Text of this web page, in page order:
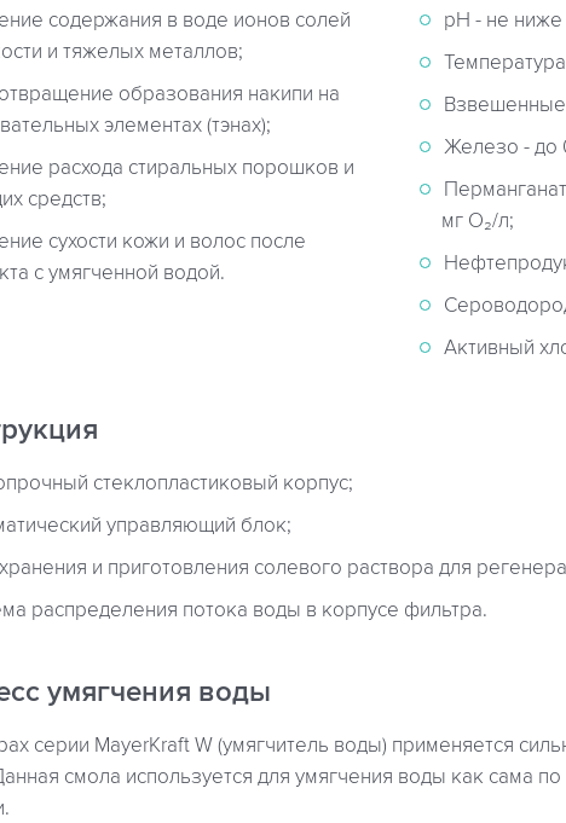
содержания в воде ионов солей
и тяжелых металлов;
образования накипи на
элементах (тэнах);
расхода стиральных порошков и
средств;
сухости кожи и волос после
с умягченной водой.
рН - не ниже
Взвешенные
Железо - до
мг О₂/л;
Активный
стеклопластиковый корпус;
управляющий блок;
и приготовления солевого раствора для
распределения потока воды в корпусе фильтра.
умягчения воды
серии MayerKraft W (умягчитель воды) применяется
смола используется для умягчения воды как сама по